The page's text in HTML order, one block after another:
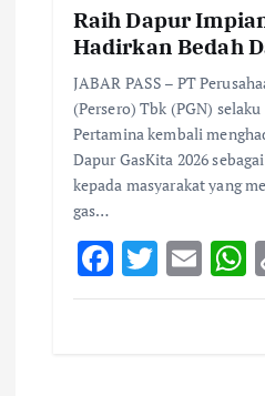
Raih Dapur
Hadirkan Bedah
JABAR PASS – PT
(Persero) Tbk (PGN)
Pertamina kembali
Dapur GasKita 2026
kepada masyarakat yang
gas…
F
ac
T
w
E
m